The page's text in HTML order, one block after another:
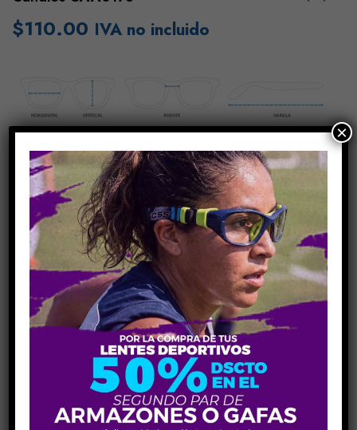
$110.00 IVA no incluido
Añadir Al Carrito
COMPARE
Share Link:
INFORMACIÓN ADICIONAL
H50-V35-P17-VA140
MATERIAL Acetato
×